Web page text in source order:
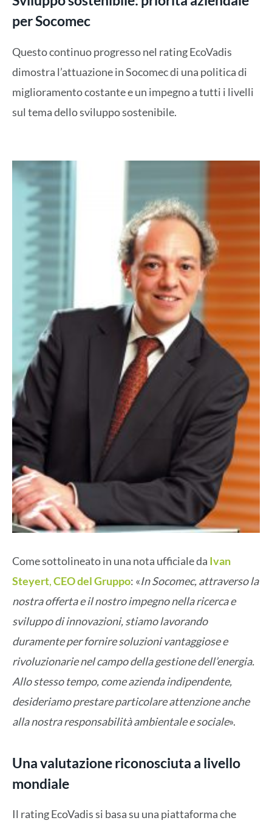
per Socomec
Questo continuo progresso nel rating EcoVadis
dimostra l’attuazione in Socomec di una politica di
miglioramento costante e un impegno a tutti i livelli
sul tema dello sviluppo sostenibile.
Come sottolineato in una nota ufficiale da Ivan
Steyert,CEO del Gruppo: «In Socomec, attraverso la
nostra offerta e il nostro impegno nella ricerca e
sviluppo di innovazioni, stiamo lavorando
duramente per fornire soluzioni vantaggiose e
rivoluzionarie nel campo della gestione dell’energia.
Allo stesso tempo, come azienda indipendente,
desideriamo prestare particolare attenzione anche
alla nostra responsabilità ambientale e sociale».
Una valutazione riconosciuta a livello
mondiale
Il rating EcoVadis si basa su una piattaforma che